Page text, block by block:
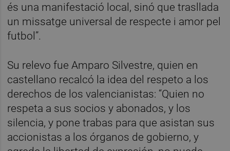
és una manifestació local, sinó que trasllada
un missatge universal de respecte i amor pel
futbol”.
Su relevo fue Amparo Silvestre, quien en
castellano recalcó la idea del respeto a los
derechos de los valencianistas: “Quien no
respeta a sus socios y abonados, y los
silencia, y pone trabas para que asistan sus
accionistas a los órganos de gobierno, y